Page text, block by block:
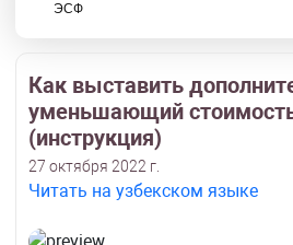
ЭСФ
Как выставить
уменьшающий
(инструкция)
27 октября 2022 г.
Читать на узбекском языке